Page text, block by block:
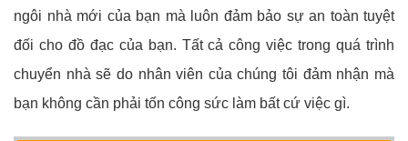
ngôi nhà mới của bạn mà luôn đảm bảo sự an toàn tuyệt
đối cho đồ đạc của bạn. Tất cả công việc trong quá trình
chuyển nhà sẽ do nhân viên của chúng tôi đảm nhận mà
bạn không cần phải tốn công sức làm bất cứ việc gì.